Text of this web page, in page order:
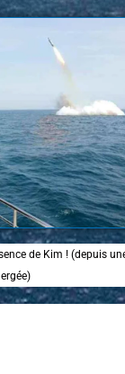
de Kim ! (depuis